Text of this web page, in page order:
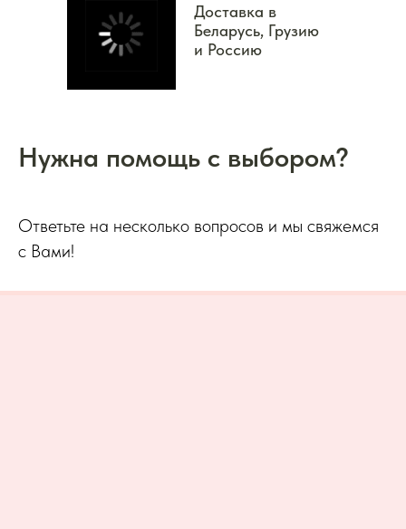
Доставка в
Беларусь, Грузию
и Россию
Нужна помощь с выбором?
Ответьте на несколько вопросов и мы свяжемся
с Вами!